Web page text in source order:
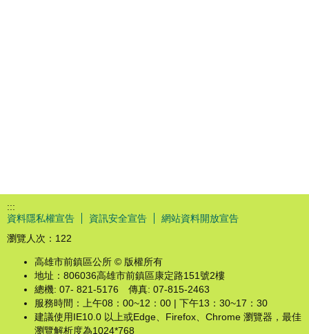
:::
資料隱私權宣告
資訊安全宣告
網站資料開放宣告
瀏覽人次： 122
高雄市前鎮區公所 © 版權所有
地址：806036高雄市前鎮區康定路151號2樓
總機: 07- 821-5176 傳真: 07-815-2463
服務時間：上午08：00~12：00 | 下午13：30~17：30
建議使用IE10.0 以上或Edge、Firefox、Chrome 瀏覽器，最佳
瀏覽解析度為1024*768